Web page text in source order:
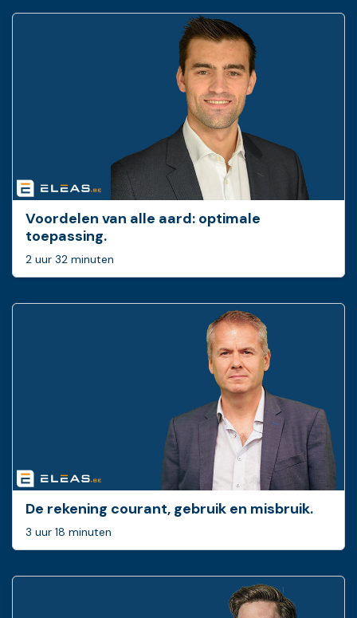
Voordelen van alle aard: optimale
toepassing.
2 uur 32 minuten
De rekening courant, gebruik en misbruik.
3 uur 18 minuten